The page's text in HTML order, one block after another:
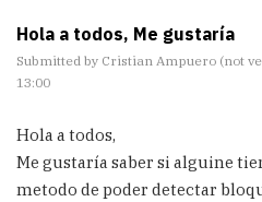
Hola a todos, Me gustaría
Submitted by Cristian Ampuero (not
13:00
Hola a todos,
Me gustaría saber si alguine
metodo de poder detectar